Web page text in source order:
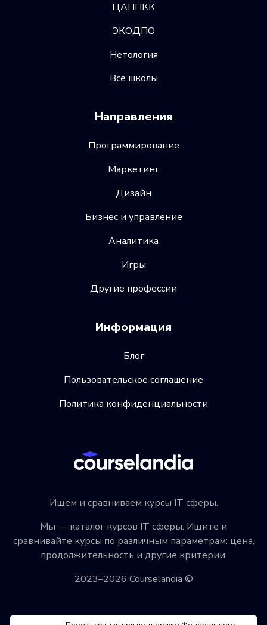
Ищем и сравниваем курсы IT сферы.
Мы — каталог курсов IT сферы. Ищите и
сравнивайте курсы по различным параметрам: цена,
продолжительность и другие критерии.
2023–2026 Courselandia ©
ЦАППКК
ЭКОДПО
Нетология
Все школы
Направления
Программирование
Маркетинг
Дизайн
Бизнес и управление
Аналитика
Игры
Другие профессии
Информация
Блог
Пользовательское соглашение
Политика конфиденциальности